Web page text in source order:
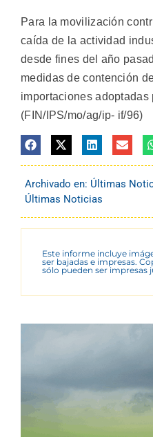
Para la movilización
caída de la actividad
desde fines del año
medidas de contención
importaciones adoptadas
(FIN/IPS/mo/ag/ip- if/96)
Archivado en: Últimas
Últimas Noticias
Este informe incluye
ser bajadas e impresas.
sólo pueden ser impresas